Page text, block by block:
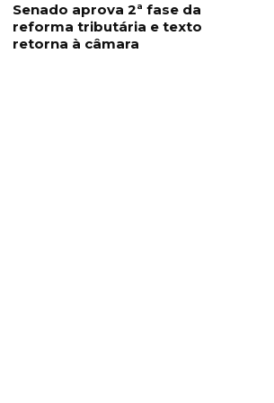
Senado aprova 2ª fase da
reforma tributária e texto
retorna à câmara